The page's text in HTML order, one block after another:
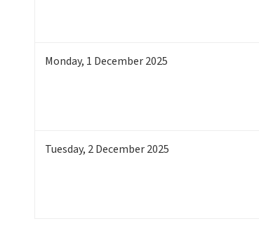
Monday, 1 December 2025
Tuesday, 2December 2025